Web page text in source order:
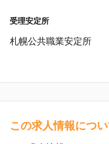
受理安定所
札幌公共職業安定所
この求人情報につ